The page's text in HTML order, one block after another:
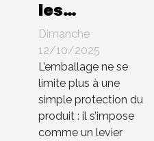
les
innovations
en
packaging
influencent-
elles les
ventes ?
Dimanche
12/10/2025
L’emballage ne se
limite plus à une
simple protection du
produit : il s’impose
comme un levier